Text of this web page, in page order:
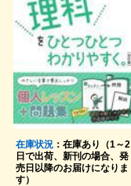
在庫状況：在庫あり（1～2
日で出荷、新刊の場合、発
売日以降のお届けになりま
す）